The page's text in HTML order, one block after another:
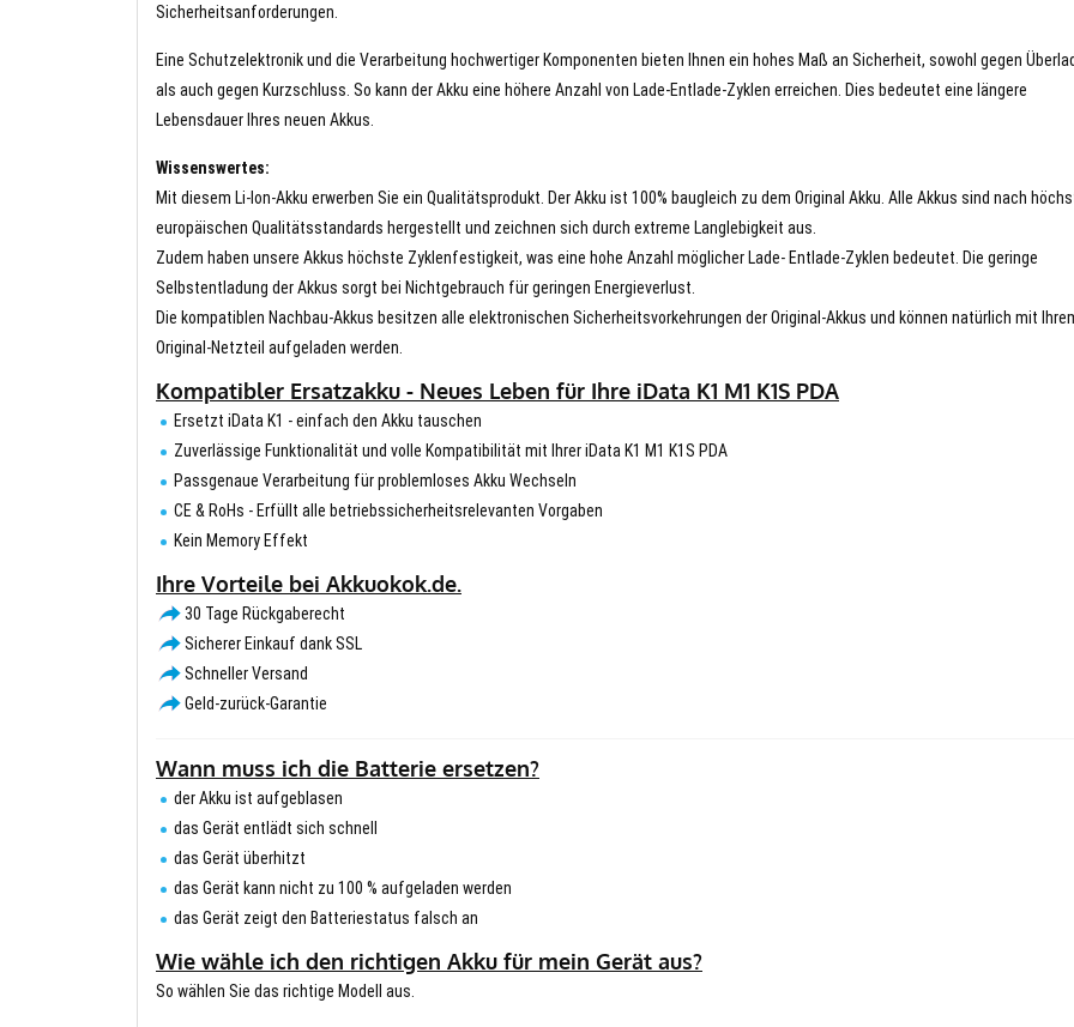
Sicherheitsanforderungen.
Eine Schutzelektronik und die Verarbeitung hochwertiger Komponenten bieten Ihnen ein hohes Maß an Sicherheit, sowohl gegen
als auch gegen Kurzschluss. So kann der Akku eine höhere Anzahl von Lade-Entlade-Zyklen erreichen. Dies bedeutet eine längere
Lebensdauer Ihres neuen Akkus.
Wissenswertes:
Mit diesem Li-Ion-Akku erwerben Sie ein Qualitätsprodukt. Der Akku ist 100% baugleich zu dem Original Akku. Alle Akkus sind nach
europäischen Qualitätsstandards hergestellt und zeichnen sich durch extreme Langlebigkeit aus.
Zudem haben unsere Akkus höchste Zyklenfestigkeit, was eine hohe Anzahl möglicher Lade- Entlade-Zyklen bedeutet. Die geringe
Selbstentladung der Akkus sorgt bei Nichtgebrauch für geringen Energieverlust.
Die kompatiblen Nachbau-Akkus besitzen alle elektronischen Sicherheitsvorkehrungen der Original-Akkus und können natürlich mit
Original-Netzteil aufgeladen werden.
Kompatibler Ersatzakku - Neues Leben für Ihre iData K1 M1 K1S PDA
Ersetzt iData K1 - einfach den Akku tauschen
Zuverlässige Funktionalität und volle Kompatibilität mit Ihrer iData K1 M1 K1S PDA
Passgenaue Verarbeitung für problemloses Akku Wechseln
CE & RoHs - Erfüllt alle betriebssicherheitsrelevanten Vorgaben
Kein Memory Effekt
Ihre Vorteile bei Akkuokok.de.
30 Tage Rückgaberecht
Sicherer Einkauf dank SSL
Schneller Versand
Geld-zurück-Garantie
Wann muss ich die Batterie ersetzen?
der Akku ist aufgeblasen
das Gerät entlädt sich schnell
das Gerät überhitzt
das Gerät kann nicht zu 100 % aufgeladen werden
das Gerät zeigt den Batteriestatus falsch an
Wie wähle ich den richtigen Akku für mein Gerät aus?
So wählen Sie das richtige Modell aus.